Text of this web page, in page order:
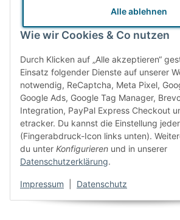
Alle ablehnen
Wie wir Cookies & Co nutzen
Durch Klicken auf „Alle akzeptieren“
Einsatz folgender Dienste auf unserer
notwendig, ReCaptcha, Meta Pixel,
Google Ads, Google Tag Manager,
Integration, PayPal Express Checkout
etracker. Du kannst die Einstellung
(Fingerabdruck-Icon links unten).
du unter Konfigurieren und in unserer
Datenschutzerklärung.
Impressum Datenschutz
Müll um wertvolle Ressourcen handelt,
wichtige Schritt getan.
Der größte Teil unseres Mülls wird
Umwelt. Das Beste ist deshalb, erst gar
produzieren - das schont Ressourcen und
gesunden Planeten.
Zero Waste lebst du nicht erst, wenn du
hinterlässt, sondern sobald du dich für
sondern Milliarden unperfekte.